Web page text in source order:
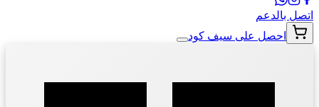
اتصل بالدعم
احصل على سيف كود